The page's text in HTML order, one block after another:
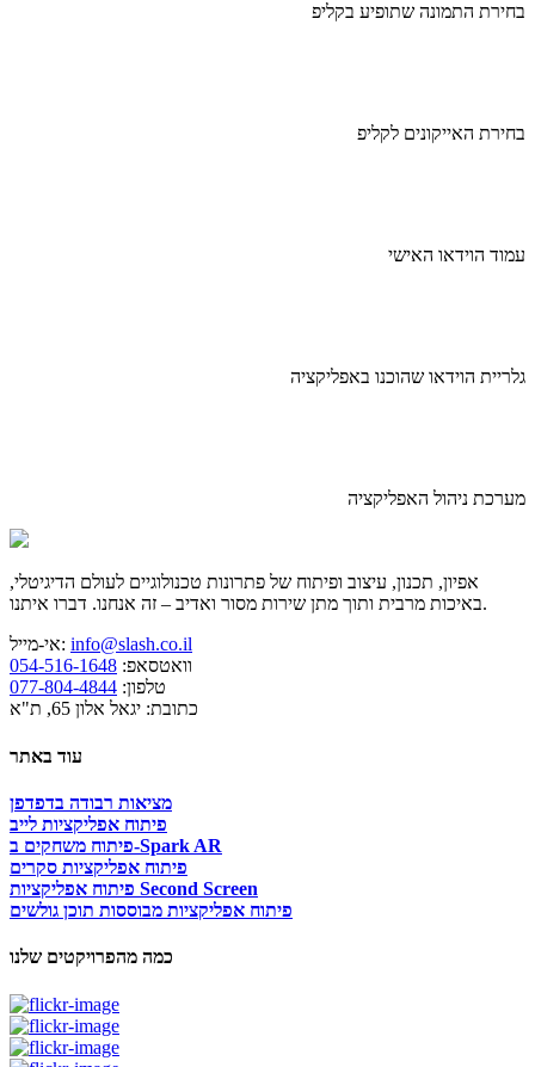
בחירת התמונה שתופיע בקליפ
בחירת האייקונים לקליפ
עמוד הוידאו האישי
גלריית הוידאו שהוכנו באפליקציה
מערכת ניהול האפליקציה
אפיון, תכנון, עיצוב ופיתוח של פתרונות טכנולוגיים לעולם הדיגיטלי,
באיכות מרבית ותוך מתן שירות מסור ואדיב – זה אנחנו. דברו איתנו.
אי-מייל: info@slash.co.il
וואטסאפ: 054-516-1648
טלפון: 077-804-4844
כתובת: יגאל אלון 65, ת"א
עוד באתר
מציאות רבודה בדפדפן
פיתוח אפליקציות לייב
פיתוח משחקים ב-Spark AR
פיתוח אפליקציות סקרים
פיתוח אפליקציות Second Screen
פיתוח אפליקציות מבוססות תוכן גולשים
כמה מהפרויקטים שלנו